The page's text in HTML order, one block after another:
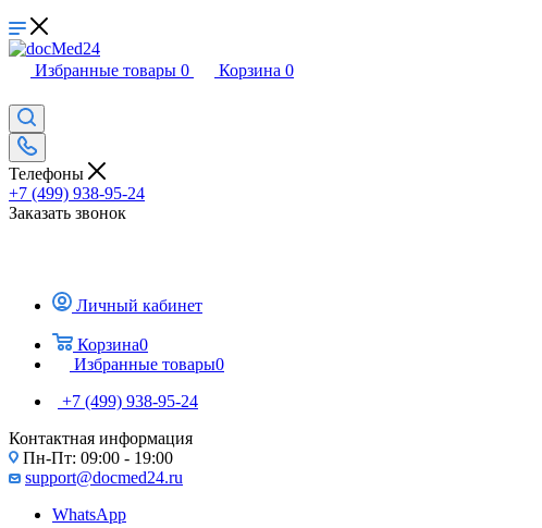
Избранные товары 0 Корзина 0
Телефоны
+7 (499) 938-95-24
Заказать звонок
Личный кабинет
Корзина0
Избранные товары0
+7 (499) 938-95-24
Контактная информация
Пн-Пт: 09:00 - 19:00
support@docmed24.ru
WhatsApp